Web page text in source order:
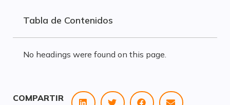
COMPARTIR
Tabla de Contenidos
No headings were found on this page.